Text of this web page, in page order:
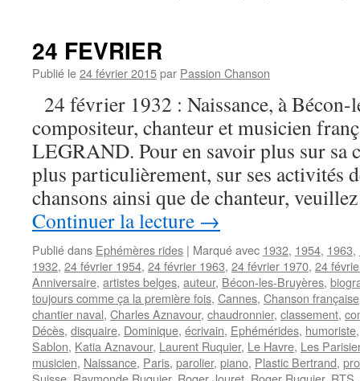
24 FEVRIER
Publié le24 février 2015par Passion Chanson
24 février 1932 : Naissance, à
compositeur, chanteur et musicien
LEGRAND. Pour en savoir plus sur sa
plus particulièrement, sur ses activités
chansons ainsi que de chanteur,
Continuer la lecture →
Publié dans Ephémères rides | Marqué avec 1932, 1954, 1963,
1932, 24 février 1954, 24 février 1963, 24 février 1970, 24
Anniversaire, artistes belges, auteur, Bécon-les-Bruyères,
toujours comme ça la première fois, Cannes, Chanson française
chantier naval, Charles Aznavour, chaudronnier, classement,
Décès, disquaire, Dominique, écrivain, Ephémérides, humoriste
Sablon, Katia Aznavour, Laurent Ruquier, Le Havre, Les
musicien, Naissance, Paris, parolier, piano, Plastic Bertrand,